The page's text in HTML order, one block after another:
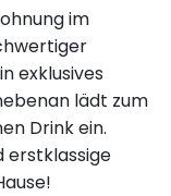
im
exklusives
lädt zum
Drink ein.
erstklassige